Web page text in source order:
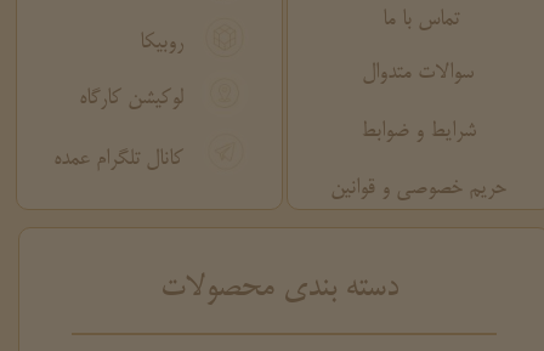
​دسته بندی محصولات
روبیکا
لوکیشن کارگاه
کانال تلگرام عمده
تماس با ما
سوالات متدوال
حریم خصوصی و قوانین
شرایط و ضوابط